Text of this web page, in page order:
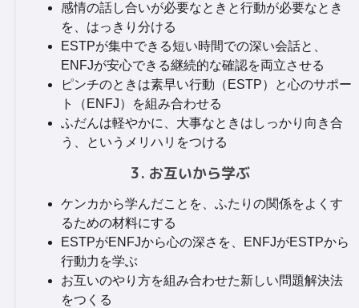
感情の話し合いが必要なときと行動が必要なとき
を、はっきり分ける
ESTPが集中できる短い時間での深い会話と、
ENFJが安心できる継続的な確認を両立させる
ピンチのときは素早い行動（ESTP）と心のサポー
ト（ENFJ）を組み合わせる
ふだんは軽やかに、大事なときはしっかり向き合
う、というメリハリをつける
3. お互いから学ぶ
ケンカから学んだことを、ふたりの関係をよくす
るための材料にする
ESTPがENFJから心の深さを、ENFJがESTPから
行動力を学ぶ
お互いのやり方を組み合わせた新しい問題解決法
をつくる